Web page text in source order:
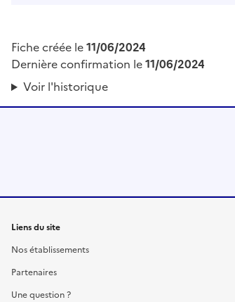
Fiche créée le11/06/2024
Dernière confirmation le11/06/2024
Voir l'historique
Liens du site
Nos établissements
Partenaires
Une question ?